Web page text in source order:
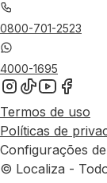
0800-701-2523
4000-1695
Termos de uso
Políticas de
Configurações
© Localiza -